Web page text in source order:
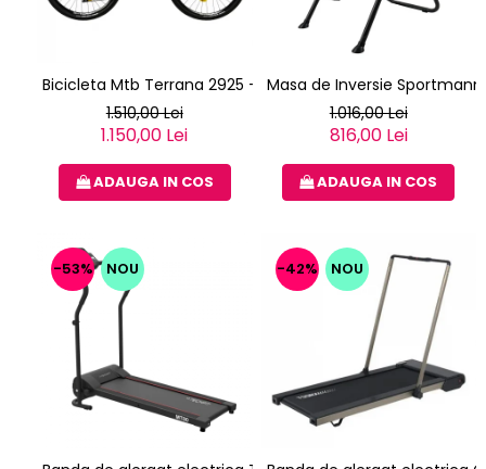
Bicicleta Mtb Terrana 2925 - 29 Inch, L, Verde
1.510,00 Lei
1.150,00 Lei
ADAUGA IN COS
Masa de Inversie Sportmann
1.016,00 Lei
816,00 Lei
ADAUGA IN COS
-53% NOU -42% NOU